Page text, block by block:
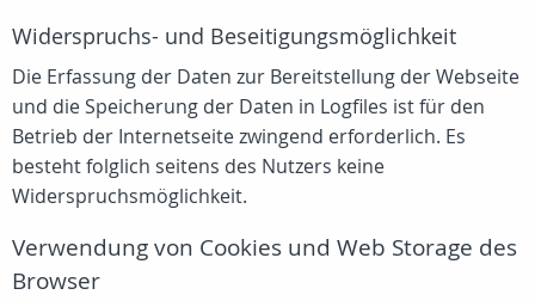
Widerspruchs- und Beseitigungsmöglichkeit
Die Erfassung der Daten zur Bereitstellung der Webseite
und die Speicherung der Daten in Logfiles ist für den
Betrieb der Internetseite zwingend erforderlich. Es
besteht folglich seitens des Nutzers keine
Widerspruchsmöglichkeit.
Verwendung von Cookies und Web Storage des
Browser